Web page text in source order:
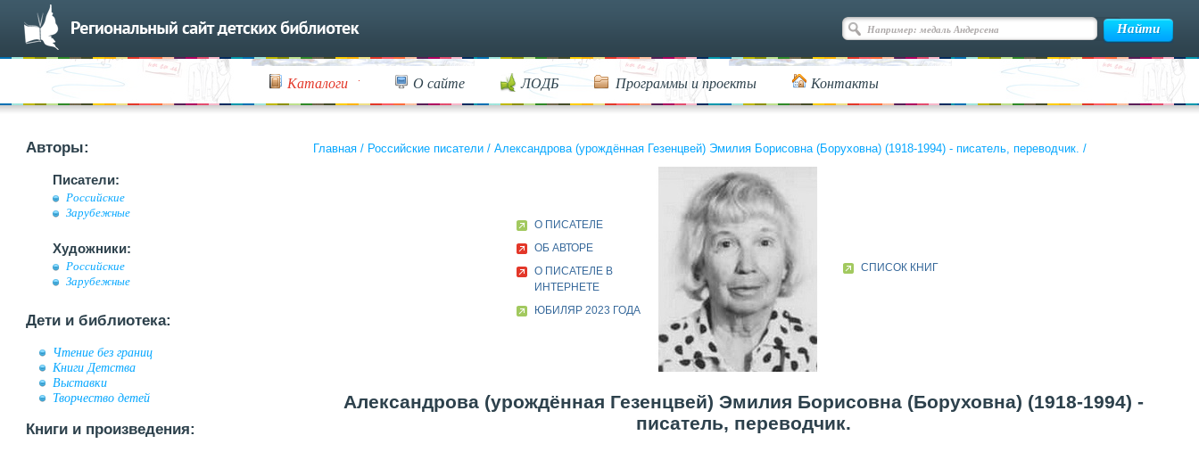
Каталоги О сайте ЛОДБ Программы и проекты Контакты
Авторы:
Писатели:
Российские
Зарубежные
Художники:
Российские
Зарубежные
Дети и библиотека:
Чтение без границ
Книги Детства
Выставки
Творчество детей
Книги и произведения:
Главная / Российские писатели / Александрова (урождённая Гезенцвей) Эмилия Борисовна (Боруховна) (1918-1994) - писатель, переводчик. /
О ПИСАТЕЛЕ
ОБ АВТОРЕ
О ПИСАТЕЛЕ В
ИНТЕРНЕТЕ
ЮБИЛЯР 2023 ГОДА
СПИСОК КНИГ
Александрова (урождённая Гезенцвей) Эмилия Борисовна (Боруховна) (1918-1994) -
писатель, переводчик.